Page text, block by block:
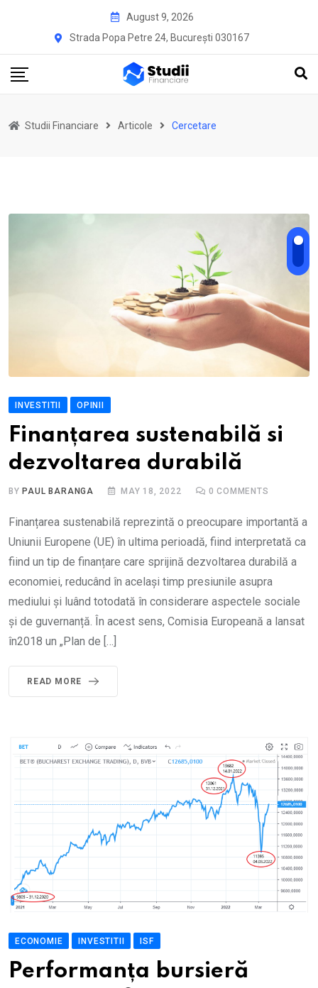
August 9, 2026
Strada Popa Petre 24, București 030167
Studii Financiare Articole Cercetare
INVESTITII OPINII
Finanțarea sustenabilă si
dezvoltarea durabilă
BY PAUL BARANGA MAY 18, 2022 0 COMMENTS
Finanțarea sustenabilă reprezintă o preocupare importantă a
Uniunii Europene (UE) în ultima perioadă, fiind interpretată ca
fiind un tip de finanțare care sprijină dezvoltarea durabilă a
economiei, reducând în același timp presiunile asupra
mediului și luând totodată în considerare aspectele sociale
și de guvernanță. În acest sens, Comisia Europeană a lansat
în2018 un „Plan de […]
READ MORE
ECONOMIE INVESTITII ISF
Performanța bursieră